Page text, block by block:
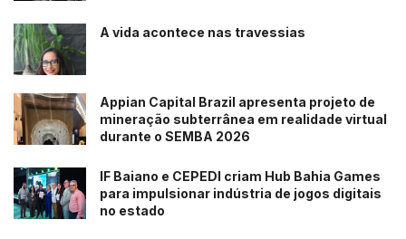
FEBRASGO, com 26 anos de atuação na área de
ginecologia endócrina. Atua em reposição hormonal,
estilo de vida é a base do tratamento.
Crédito: Freepik
A vida acontece nas travessias
Appian Capital Brazil apresenta projeto de
mineração subterrânea em realidade virtual
durante o SEMBA 2026
IF Baiano e CEPEDI criam Hub Bahia Games
para impulsionar indústria de jogos digitais
no estado